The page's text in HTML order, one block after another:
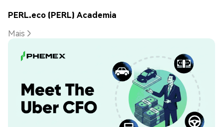
PERL.eco (PERL) Academia
Mais